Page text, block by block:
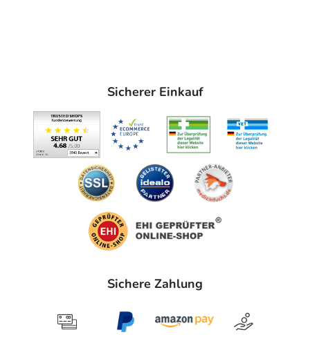
Sicherer Einkauf
Sichere Zahlung